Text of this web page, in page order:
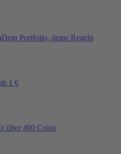
Dein Portfolio, deine Regeln
1 €
über 400 Coins